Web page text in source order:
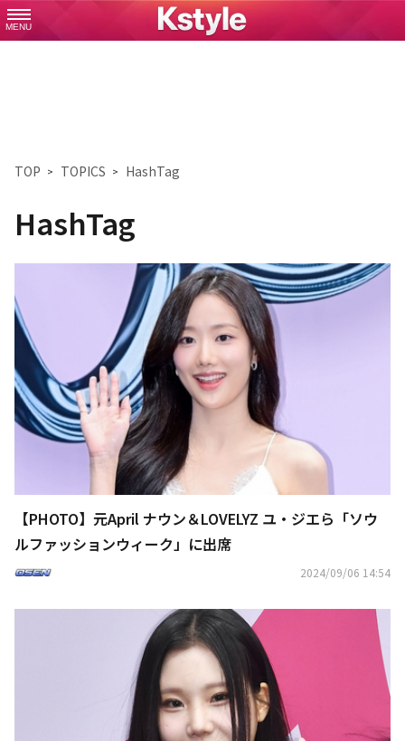
MENU
TOP TOPICS HashTag
HashTag
【PHOTO】元April ナウン＆LOVELYZ ユ・ジエら「ソウ
ルファッションウィーク」に出席
2024/09/06 14:54